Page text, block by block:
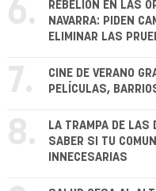
6.
REBELIÓN EN LAS
NAVARRA: PIDEN
ELIMINAR LAS
7.
CINE DE VERANO
PELÍCULAS,
8.
LA TRAMPA DE LAS
SABER SI TU
INNECESARIAS